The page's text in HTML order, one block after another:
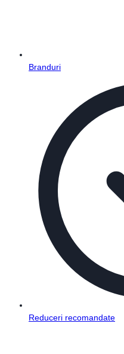
Branduri
Reduceri recomandate